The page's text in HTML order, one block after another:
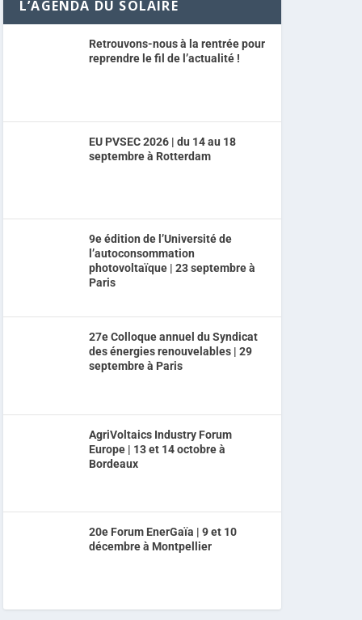
L’AGENDA DU SOLAIRE
Retrouvons-nous à la rentrée pour
reprendre le fil de l’actualité !
EU PVSEC 2026 | du 14 au 18
septembre à Rotterdam
9e édition de l’Université de
l’autoconsommation
photovoltaïque | 23 septembre à
Paris
27e Colloque annuel du Syndicat
des énergies renouvelables | 29
septembre à Paris
AgriVoltaics Industry Forum
Europe | 13 et 14 octobre à
Bordeaux
20e Forum EnerGaïa | 9 et 10
décembre à Montpellier